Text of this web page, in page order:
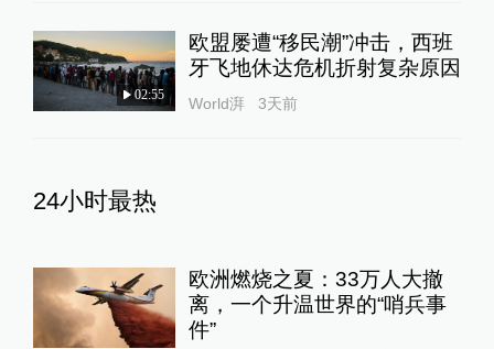
02:55
欧盟屡遭“移民潮”冲击，西班
牙飞地休达危机折射复杂原因
World湃 3天前
24小时最热
欧洲燃烧之夏：33万人大撤
离，一个升温世界的“哨兵事
件”